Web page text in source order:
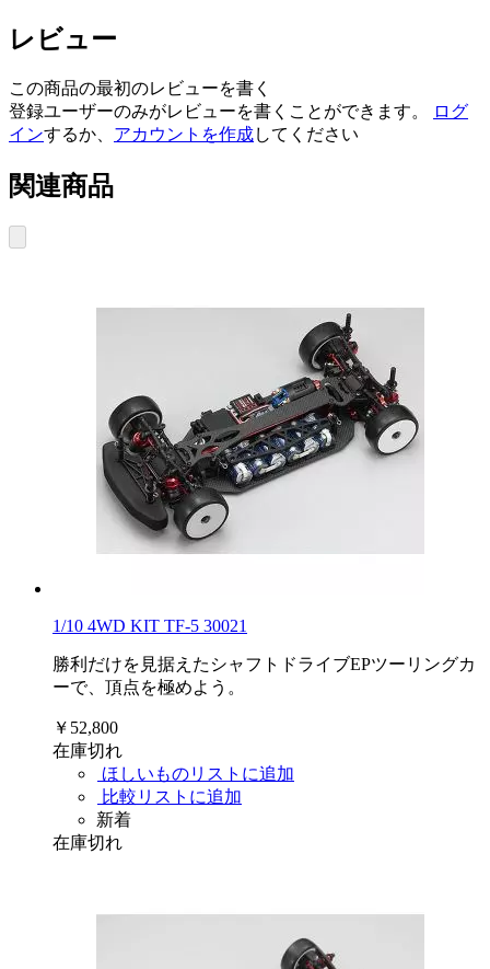
レビュー
この商品の最初のレビューを書く
登録ユーザーのみがレビューを書くことができます。
ログ
インするか、 アカウントを作成してください
関連商品
1/10 4WD KIT TF-5 30021
勝利だけを見据えたシャフトドライブEPツーリングカ
ーで、頂点を極めよう。
￥52,800
在庫切れ
ほしいものリストに追加
比較リストに追加
新着
在庫切れ